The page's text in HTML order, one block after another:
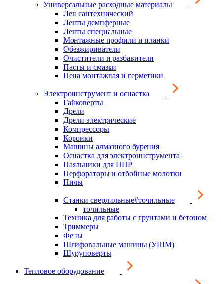
Универсальные расходные материалы
Лен сантехнический
Ленты демпферные
Ленты специальные
Монтажные профили и планки
Обезжириватели
Очистители и разбавители
Пасты и смазки
Пена монтажная и герметики
Электроинструмент и оснастка
Гайковерты
Дрели
Дрели электрические
Компрессоры
Коронки
Машины алмазного бурения
Оснастка для электроинструмента
Паяльники для ППР
Перфораторы и отбойные молотки
Пилы
Станки сверлильные#точильные
точильные
Техника для работы с грунтами и бетоном
Триммеры
Фены
Шлифовальные машины (УШМ)
Шуруповерты
Тепловое оборудование